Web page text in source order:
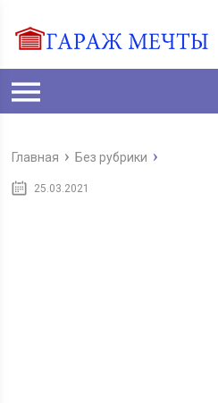
Главная Без рубрики
25.03.2021